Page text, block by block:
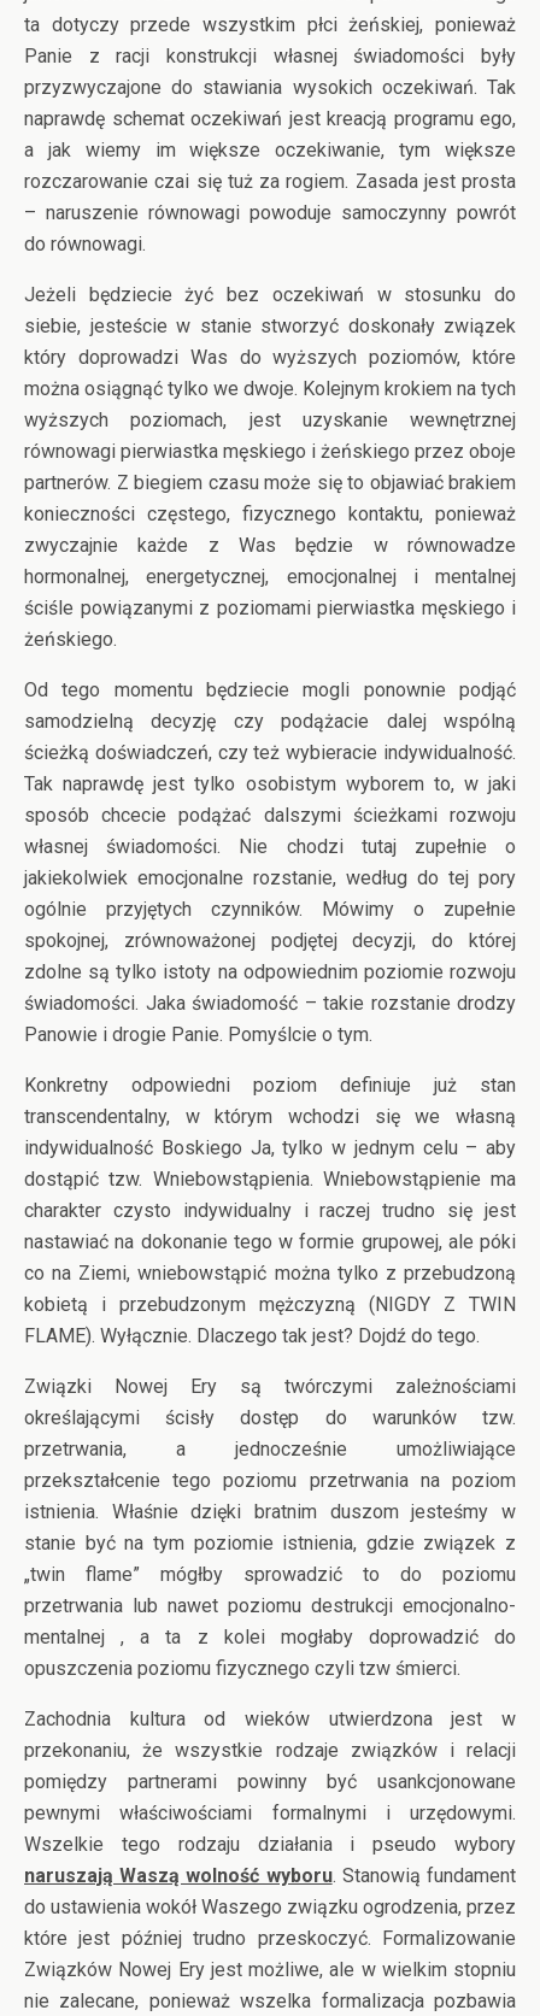
ta dotyczy przede wszystkim płci żeńskiej, ponieważ
Panie z racji konstrukcji własnej świadomości były
przyzwyczajone do stawiania wysokich oczekiwań. Tak
naprawdę schemat oczekiwań jest kreacją programu ego,
a jak wiemy im większe oczekiwanie, tym większe
rozczarowanie czai się tuż za rogiem. Zasada jest prosta
– naruszenie równowagi powoduje samoczynny powrót
do równowagi.
Jeżeli będziecie żyć bez oczekiwań w stosunku do
siebie, jesteście w stanie stworzyć doskonały związek
który doprowadzi Was do wyższych poziomów, które
można osiągnąć tylko we dwoje. Kolejnym krokiem na tych
wyższych poziomach, jest uzyskanie wewnętrznej
równowagi pierwiastka męskiego i żeńskiego przez oboje
partnerów. Z biegiem czasu może się to objawiać brakiem
konieczności częstego, fizycznego kontaktu, ponieważ
zwyczajnie każde z Was będzie w równowadze
hormonalnej, energetycznej, emocjonalnej i mentalnej
ściśle powiązanymi z poziomami pierwiastka męskiego i
żeńskiego.
Od tego momentu będziecie mogli ponownie podjąć
samodzielną decyzję czy podążacie dalej wspólną
ścieżką doświadczeń, czy też wybieracie indywidualność.
Tak naprawdę jest tylko osobistym wyborem to, w jaki
sposób chcecie podążać dalszymi ścieżkami rozwoju
własnej świadomości. Nie chodzi tutaj zupełnie o
jakiekolwiek emocjonalne rozstanie, według do tej pory
ogólnie przyjętych czynników. Mówimy o zupełnie
spokojnej, zrównoważonej podjętej decyzji, do której
zdolne są tylko istoty na odpowiednim poziomie rozwoju
świadomości. Jaka świadomość – takie rozstanie drodzy
Panowie i drogie Panie. Pomyślcie o tym.
Konkretny odpowiedni poziom definiuje już stan
transcendentalny, w którym wchodzi się we własną
indywidualność Boskiego Ja, tylko w jednym celu – aby
dostąpić tzw. Wniebowstąpienia. Wniebowstąpienie ma
charakter czysto indywidualny i raczej trudno się jest
nastawiać na dokonanie tego w formie grupowej, ale póki
co na Ziemi, wniebowstąpić można tylko z przebudzoną
kobietą i przebudzonym mężczyzną (NIGDY Z TWIN
FLAME). Wyłącznie. Dlaczego tak jest? Dojdź do tego.
Związki Nowej Ery są twórczymi zależnościami
określającymi ścisły dostęp do warunków tzw.
przetrwania, a jednocześnie umożliwiające
przekształcenie tego poziomu przetrwania na poziom
istnienia. Właśnie dzięki bratnim duszom jesteśmy w
stanie być na tym poziomie istnienia, gdzie związek z
„twin flame” mógłby sprowadzić to do poziomu
przetrwania lub nawet poziomu destrukcji emocjonalno-
mentalnej , a ta z kolei mogłaby doprowadzić do
opuszczenia poziomu fizycznego czyli tzw śmierci.
Zachodnia kultura od wieków utwierdzona jest w
przekonaniu, że wszystkie rodzaje związków i relacji
pomiędzy partnerami powinny być usankcjonowane
pewnymi właściwościami formalnymi i urzędowymi.
Wszelkie tego rodzaju działania i pseudo wybory
naruszają Waszą wolność wyboru. Stanowią fundament
do ustawienia wokół Waszego związku ogrodzenia, przez
które jest później trudno przeskoczyć. Formalizowanie
Związków Nowej Ery jest możliwe, ale w wielkim stopniu
nie zalecane, ponieważ wszelka formalizacja pozbawia